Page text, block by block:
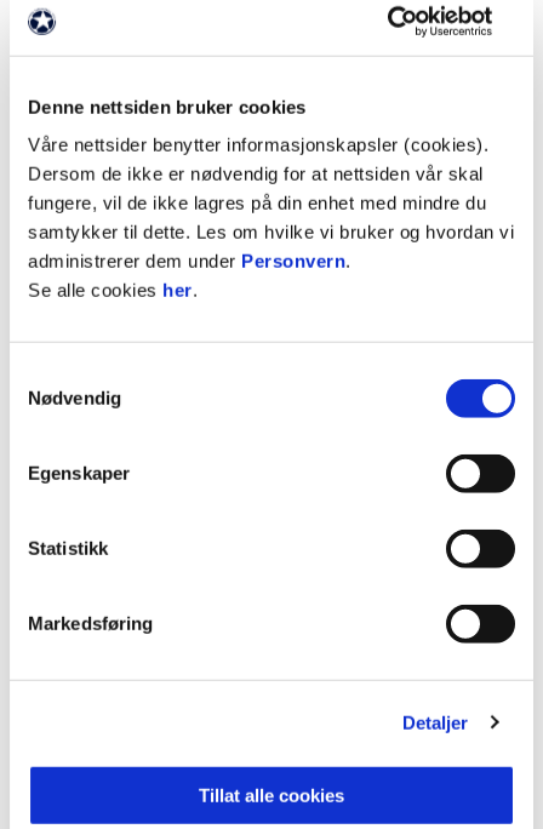
Denne nettsiden bruker cookies
Våre nettsider benytter informasjonskapsler (cookies).
Dersom de ikke er nødvendig for at nettsiden vår skal
fungere, vil de ikke lagres på din enhet med mindre du
samtykker til dette. Les om hvilke vi bruker og hvordan vi
administrerer dem under Personvern.
Se alle cookies her.
Nødvendig
Egenskaper
Statistikk
Markedsføring
Detaljer
Tillat alle cookies
Toppserien - 2026
19.09. 15:00
#16
Brann stadion
Toppserien - 2026
BODØ/GLIMT -RØA FOTBALL ELITE
25.09. 18:00
#17
Aspmyra stadion
04.10. 13:00
Aka Arena
17.10. 15:00
Aspmyra stadion
Aspmyra stadion